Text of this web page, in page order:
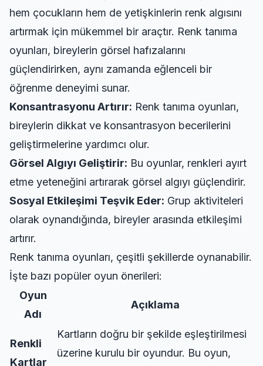
hem çocukların hem de yetişkinlerin renk algısını
artırmak için mükemmel bir araçtır. Renk tanıma
oyunları, bireylerin görsel hafızalarını
güçlendirirken, aynı zamanda eğlenceli bir
öğrenme deneyimi sunar.
Konsantrasyonu Artırır: Renk tanıma oyunları,
bireylerin dikkat ve konsantrasyon becerilerini
geliştirmelerine yardımcı olur.
Görsel Algıyı Geliştirir: Bu oyunlar, renkleri ayırt
etme yeteneğini artırarak görsel algıyı güçlendirir.
Sosyal Etkileşimi Teşvik Eder: Grup aktiviteleri
olarak oynandığında, bireyler arasında etkileşimi
artırır.
Renk tanıma oyunları, çeşitli şekillerde oynanabilir.
İşte bazı popüler oyun önerileri:
Oyun
Adı
Açıklama
Renkli
Kartlar
Kartların doğru bir şekilde eşleştirilmesi
üzerine kurulu bir oyundur. Bu oyun,